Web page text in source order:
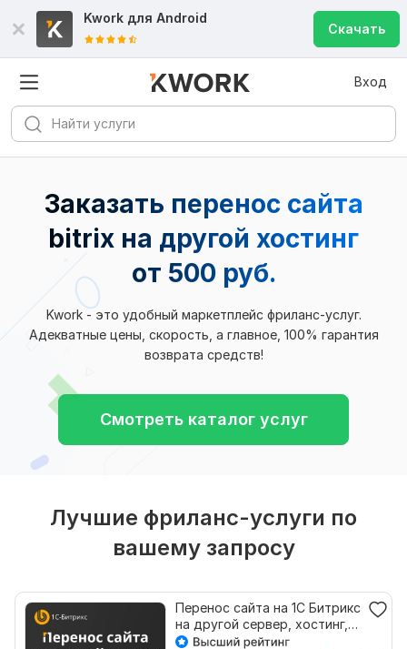
Kwork для Android
Скачать
Вход
Заказать перенос сайта
bitrix на другой хостинг
от 500 руб.
Kwork - это удобный маркетплейс фриланс-услуг.
Адекватные цены, скорость, а главное, 100% гарантия
возврата средств!
Смотреть каталог услуг
Лучшие фриланс-услуги по
вашему запросу
Перенос сайта на 1С Битрикс
на другой сервер, хостинг, с
теста на бой